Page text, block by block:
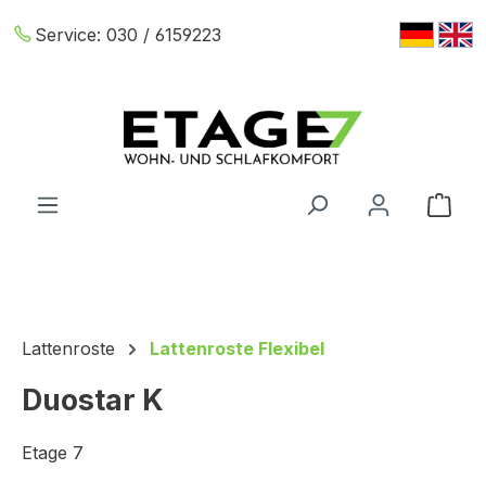
Zum Hauptinhalt springen
Service: 030 / 6159223
Lattenroste Lattenroste Flexibel
Duostar K
Etage 7